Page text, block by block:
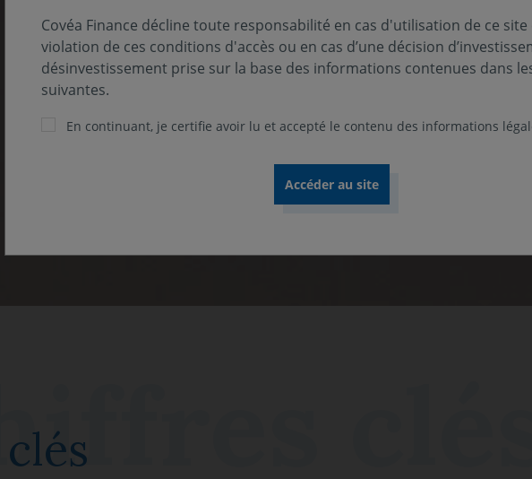
Nos rapports 2025
Pour comprendre notre vision, notre stratégie et nos
Découvrir nos rapports
Covéa Finance décline toute responsabilité en cas d'utilisation de ce
violation de ces conditions d'accès ou en cas d’une décision
désinvestissement prise sur la base des informations contenues dans
suivantes.
En continuant, je certifie avoir lu et accepté le contenu des informations